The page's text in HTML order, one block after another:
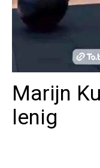
Marijn
lenig